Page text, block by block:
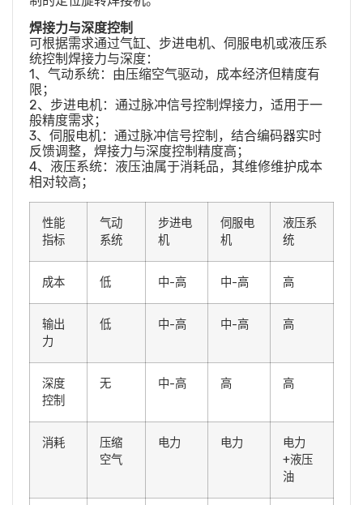
焊接力与深度控制
可根据需求通过气缸、步进电机、伺服电机或液压系
统控制焊接力与深度：
1、气动系统：由压缩空气驱动，成本经济但精度有
限；
2、步进电机：通过脉冲信号控制焊接力，适用于一
般精度需求；
3、伺服电机：通过脉冲信号控制，结合编码器实时
反馈调整，焊接力与深度控制精度高；
4、液压系统：液压油属于消耗品，其维修维护成本
相对较高；
性能
指标
气动
系统
步进电
机
伺服电
机
液压系
统
成本 低 中-高 中-高 高
输出
力
低 中-高 中-高 高
深度
控制
无 中-高 高 高
消耗
压缩
空气
电力 电力
电力
+液压
油